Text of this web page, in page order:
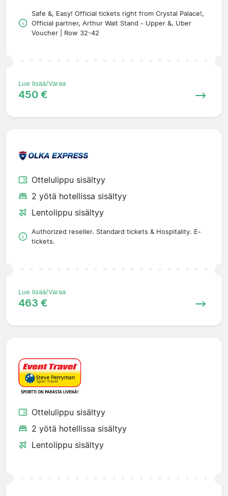
Safe &, Easy! Official tickets right from Crystal Palace!,
Official partner, Arthur Wait Stand - Upper &, Uber
Voucher | Row 32-42
Lue lisää/Varaa
450 €
Ottelulippu sisältyy
2 yötä hotellissa sisältyy
Lentolippu sisältyy
Authorized reseller. Standard tickets & Hospitality. E-
tickets.
Lue lisää/Varaa
463 €
Ottelulippu sisältyy
2 yötä hotellissa sisältyy
Lentolippu sisältyy